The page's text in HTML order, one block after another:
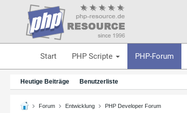
Start PHP Scripte PHP-Forum
Heutige Beiträge Benutzerliste
Forum Entwicklung PHP Developer Forum